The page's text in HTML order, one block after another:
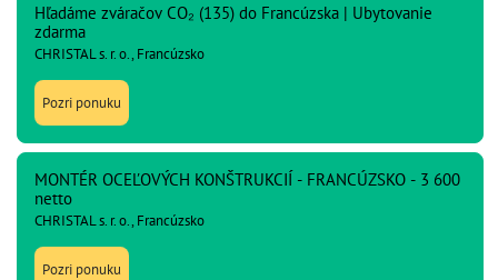
Hľadáme zváračov CO₂ (135) do Francúzska | Ubytovanie
zdarma
CHRISTAL s. r. o., Francúzsko
Pozri ponuku
MONTÉR OCEĽOVÝCH KONŠTRUKCIÍ - FRANCÚZSKO - 3 600
netto
CHRISTAL s. r. o., Francúzsko
Pozri ponuku